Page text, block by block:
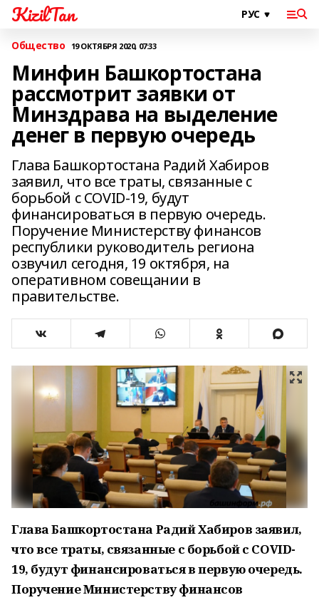
KizilTan
Общество 19 ОКТЯБРЯ 2020, 07:33
Минфин Башкортостана
рассмотрит заявки от
Минздрава на выделение
денег в первую очередь
Глава Башкортостана Радий Хабиров
заявил, что все траты, связанные с
борьбой с COVID-19, будут
финансироваться в первую очередь.
Поручение Министерству финансов
республики руководитель региона
озвучил сегодня, 19 октября, на
оперативном совещании в
правительстве.
Глава Башкортостана Радий Хабиров заявил,
что все траты, связанные с борьбой с COVID-
19, будут финансироваться в первую очередь.
Поручение Министерству финансов